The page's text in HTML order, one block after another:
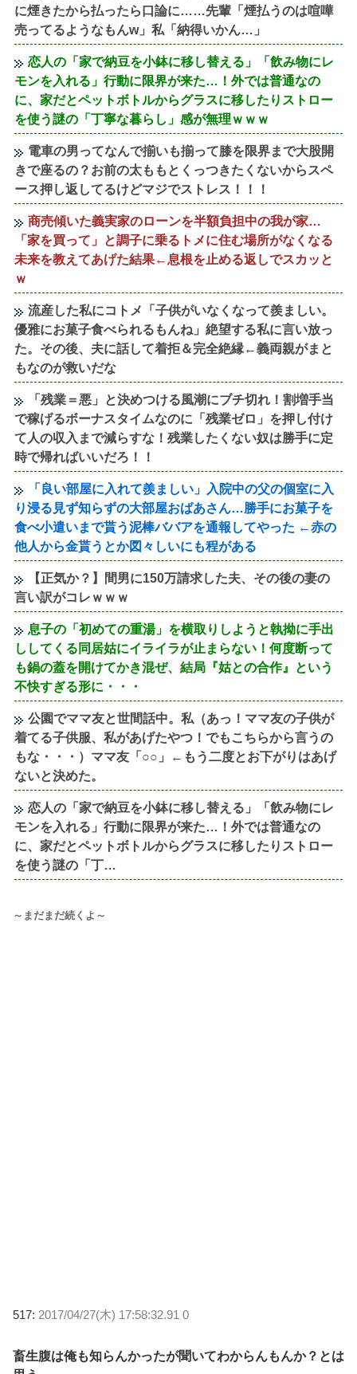
に煙きたから払ったら口論に……先輩「煙払うのは喧嘩
売ってるようなもんw」私「納得いかん…」
恋人の「家で納豆を小鉢に移し替える」「飲み物にレ
モンを入れる」行動に限界が来た…！外では普通なの
に、家だとペットボトルからグラスに移したりストロー
を使う謎の「丁寧な暮らし」感が無理ｗｗｗ
電車の男ってなんで揃いも揃って膝を限界まで大股開
きで座るの？お前の太ももとくっつきたくないからスペ
ース押し返してるけどマジでストレス！！！
商売傾いた義実家のローンを半額負担中の我が家…
「家を買って」と調子に乗るトメに住む場所がなくなる
未来を教えてあげた結果←息根を止める返しでスカッと
ｗ
流産した私にコトメ「子供がいなくなって羨ましい。
優雅にお菓子食べられるもんね」絶望する私に言い放っ
た。その後、夫に話して着拒＆完全絶縁←義両親がまと
もなのが救いだな
「残業＝悪」と決めつける風潮にブチ切れ！割増手当
で稼げるボーナスタイムなのに「残業ゼロ」を押し付け
て人の収入まで減らすな！残業したくない奴は勝手に定
時で帰ればいいだろ！！
「良い部屋に入れて羨ましい」入院中の父の個室に入
り浸る見ず知らずの大部屋おばあさん…勝手にお菓子を
食べ小遣いまで貰う泥棒ババアを通報してやった ←赤の
他人から金貰うとか図々しいにも程がある
【正気か？】間男に150万請求した夫、その後の妻の
言い訳がコレｗｗｗ
息子の「初めての重湯」を横取りしようと執拗に手出
ししてくる同居姑にイライラが止まらない！何度断って
も鍋の蓋を開けてかき混ぜ、結局『姑との合作』という
不快すぎる形に・・・
公園でママ友と世間話中。私（あっ！ママ友の子供が
着てる子供服、私があげたやつ！でもこちらから言うの
もな・・・）ママ友「○○」←もう二度とお下がりはあげ
ないと決めた。
恋人の「家で納豆を小鉢に移し替える」「飲み物にレ
モンを入れる」行動に限界が来た…！外では普通なの
に、家だとペットボトルからグラスに移したりストロー
を使う謎の「丁…
～まだまだ続くよ～
517: 2017/04/27(木) 17:58:32.91 0
畜生腹は俺も知らんかったが聞いてわからんもんか？とは